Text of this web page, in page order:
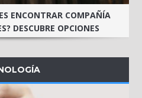
ENCONTRAR COMPAÑÍA
DESCUBRE OPCIONES